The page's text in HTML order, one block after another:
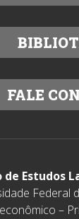
FALE
Estudos
Federal
–